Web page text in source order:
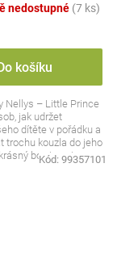
nedostupné (7 ks)
košíku
Nellys – Little Prince
jak udržet
dítěte v pořádku a
trochu kouzla do jeho
box je nejen...
Kód: 99357101